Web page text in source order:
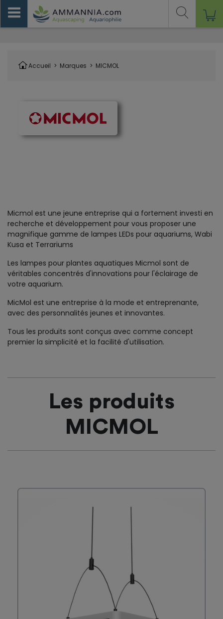
Accueil > Marques > MICMOL
Micmol est une jeune entreprise qui a fortement investi en
recherche et développement pour vous proposer une
magnifique gamme de lampes LEDs pour aquariums, Wabi
Kusa et Terrariums
Les lampes pour plantes aquatiques Micmol sont de
véritables concentrés d'innovations pour l'éclairage de
votre aquarium.
MicMol est une entreprise à la mode et entreprenante,
avec des personnalités jeunes et innovantes.
Tous les produits sont conçus avec comme concept
premier la simplicité et la facilité d'utilisation.
Les produits
MICMOL